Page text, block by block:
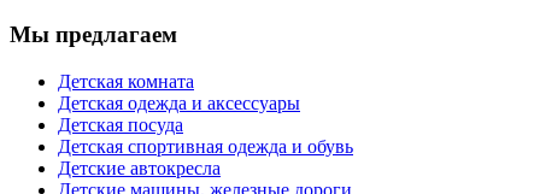
Мы предлагаем
Детская комната
Детская одежда и аксессуары
Детская посуда
Детская спортивная одежда и обувь
Детские автокресла
Детские машины, железные дороги